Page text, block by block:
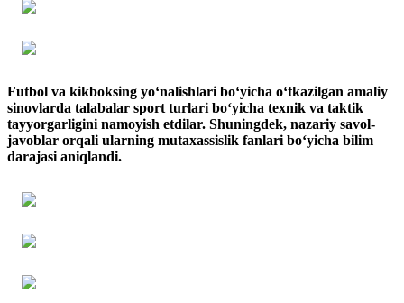
Futbol va kikboksing yo‘nalishlari bo‘yicha o‘tkazilgan amaliy
sinovlarda talabalar sport turlari bo‘yicha texnik va taktik
tayyorgarligini namoyish etdilar. Shuningdek, nazariy savol-
javoblar orqali ularning mutaxassislik fanlari bo‘yicha bilim
darajasi aniqlandi.